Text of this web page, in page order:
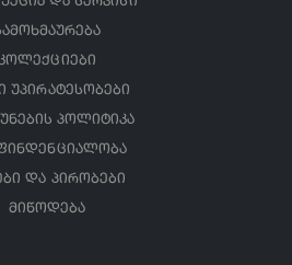
უპირატესობები
პოლიტიკა
და პირობები
მიწოდება